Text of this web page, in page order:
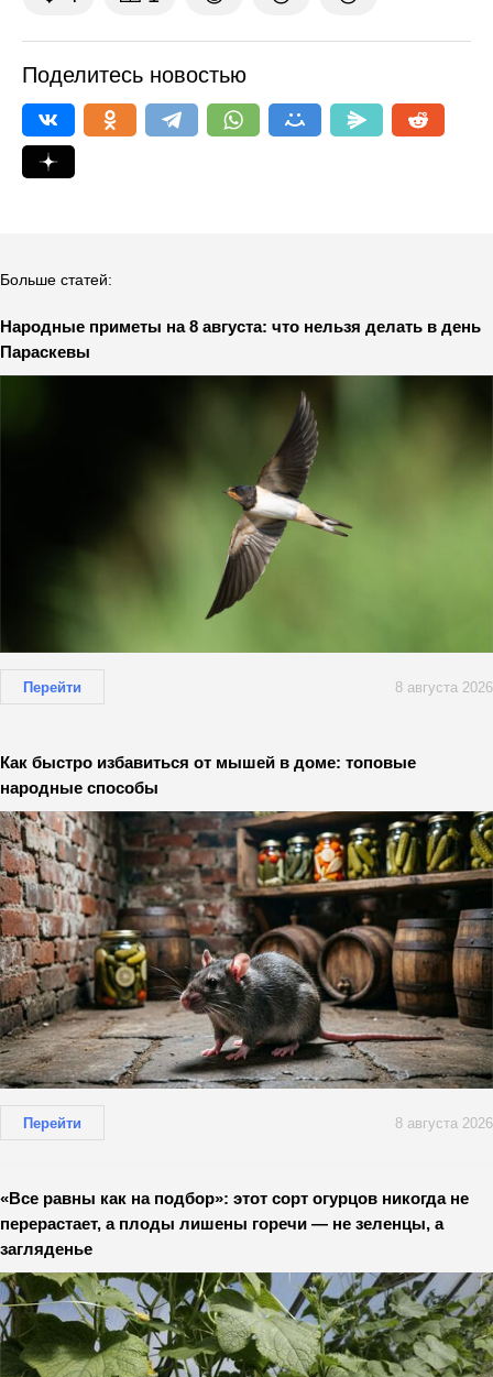
Поделитесь новостью
Больше статей:
Народные приметы на 8 августа: что нельзя делать в день
Параскевы
Перейти 8 августа 2026
Как быстро избавиться от мышей в доме: топовые
народные способы
Перейти 8 августа 2026
«Все равны как на подбор»: этот сорт огурцов никогда не
перерастает, а плоды лишены горечи — не зеленцы, а
загляденье